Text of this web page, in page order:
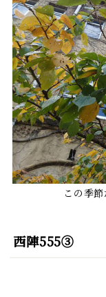
この季
西陣555③